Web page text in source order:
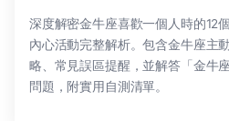
深度解密金牛座喜歡一個人時的12
內心活動完整解析。包含金牛座主
略、常見誤區提醒，並解答「金牛
問題，附實用自測清單。